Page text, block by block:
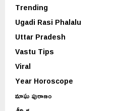
Trending
Ugadi Rasi Phalalu
Uttar Pradesh
Vastu Tips
Viral
Year Horoscope
మాఘ పురాణం